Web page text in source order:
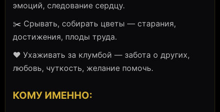
эмоций, следование сердцу.
✂️ Срывать, собирать цветы — старания,
достижения, плоды труда.
❤️ Ухаживать за клумбой — забота о других,
любовь, чуткость, желание помочь.
КОМУ ИМЕННО: